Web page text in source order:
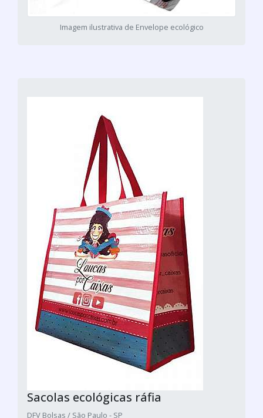
Imagem ilustrativa de Envelope ecológico
Sacolas ecológicas ráfia
DFV Bolsas / São Paulo - SP